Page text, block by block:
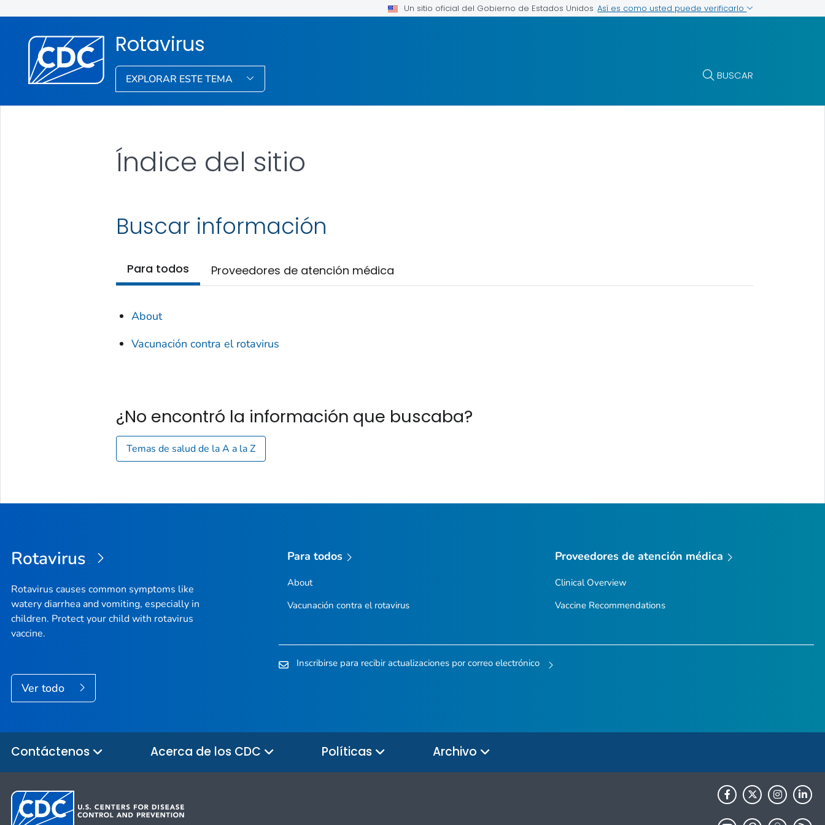
Un sitio oficial del Gobierno de Estados Unidos Así es como usted puede verificarlo
Rotavirus
EXPLORAR ESTE TEMA BUSCAR
Índice del sitio
Buscar información
Para todos Proveedores de atención médica
About
Vacunación contra el rotavirus
¿No encontró la información que buscaba?
Temas de salud de la A a la Z
Rotavirus
Rotavirus causes common symptoms like
watery diarrhea and vomiting, especially in
children. Protect your child with rotavirus
vaccine.
Ver todo
Para todos
About
Vacunación contra el rotavirus
Proveedores de atención médica
Clinical Overview
Vaccine Recommendations
Inscribirse para recibir actualizaciones por correo electrónico
Contáctenos Acerca de los CDC Políticas Archivo